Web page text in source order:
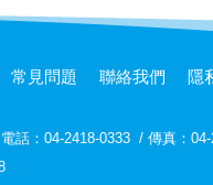
常見問題 聯絡我們 隱
電話：04-2418-0333 / 傳真：